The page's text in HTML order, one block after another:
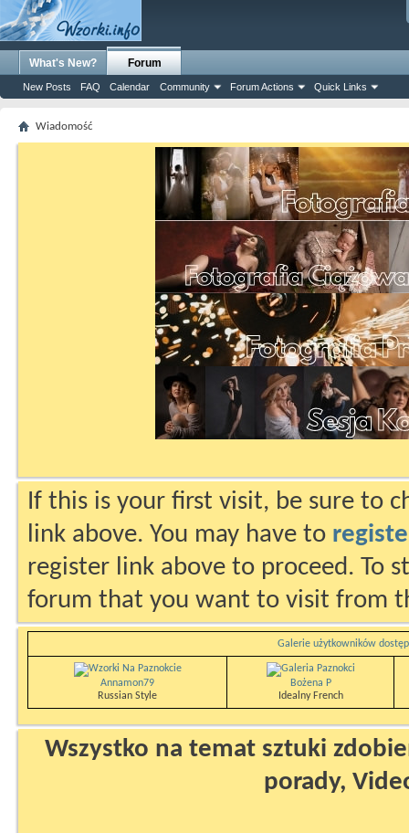
What's New? Forum
New Posts FAQ Calendar Community Forum Actions Quick Links
Wiadomość
If this is your first visit, be sure to
link above. You may have to
register link above to proceed. To
forum that you want to visit from
Galerie użytkowników
Annamon79
Russian Style
Bożena P
Idealny French
Wszystko na temat sztuki
porady,